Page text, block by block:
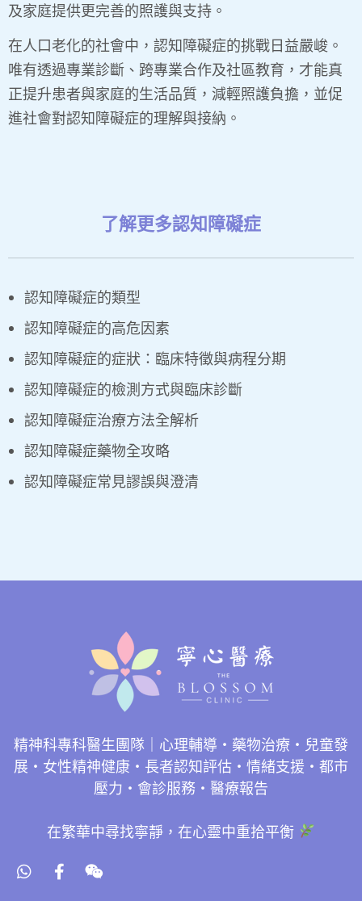
及家庭提供更完善的照護與支持。
在人口老化的社會中，認知障礙症的挑戰日益嚴峻。
唯有透過專業診斷、跨專業合作及社區教育，才能真
正提升患者與家庭的生活品質，減輕照護負擔，並促
進社會對認知障礙症的理解與接納。
了解更多認知障礙症
認知障礙症的類型
認知障礙症的高危因素
認知障礙症的症狀：臨床特徵與病程分期
認知障礙症的檢測方式與臨床診斷
認知障礙症治療方法全解析
認知障礙症藥物全攻略
認知障礙症常見謬誤與澄清
精神科專科醫生團隊｜心理輔導・藥物治療・兒童發
展・女性精神健康・長者認知評估・情緒支援・都市
壓力・會診服務・醫療報告
在繁華中尋找寧靜，在心靈中重拾平衡